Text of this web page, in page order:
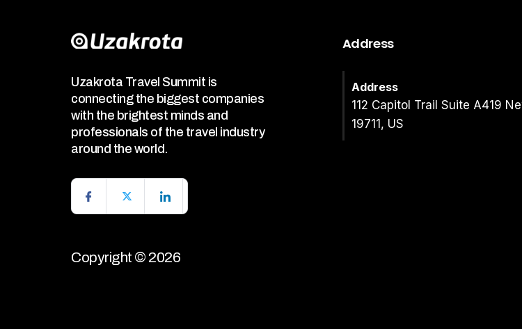
Uzakrota Travel Summit is
connecting the biggest companies
with the brightest minds and
professionals of the travel industry
around the world.
Copyright © 2026
Address
Address
112 Capitol Trail Suite A419
19711, US